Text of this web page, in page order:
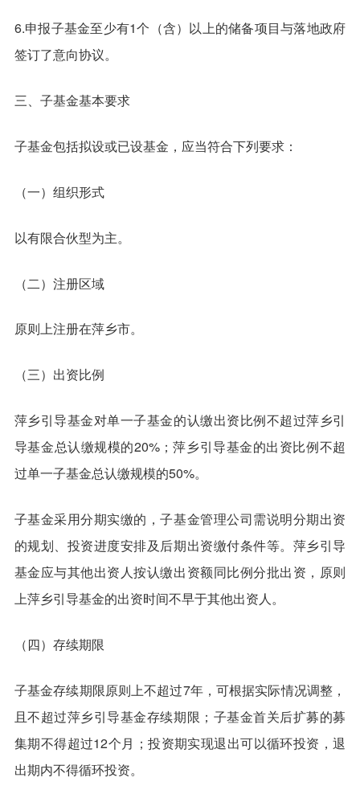
6.申报子基金至少有1个（含）以上的储备项目与落地政府
签订了意向协议。
三、子基金基本要求
子基金包括拟设或已设基金，应当符合下列要求：
（一）组织形式
以有限合伙型为主。
（二）注册区域
原则上注册在萍乡市。
（三）出资比例
萍乡引导基金对单一子基金的认缴出资比例不超过萍乡引
导基金总认缴规模的20%；萍乡引导基金的出资比例不超
过单一子基金总认缴规模的50%。
子基金采用分期实缴的，子基金管理公司需说明分期出资
的规划、投资进度安排及后期出资缴付条件等。萍乡引导
基金应与其他出资人按认缴出资额同比例分批出资，原则
上萍乡引导基金的出资时间不早于其他出资人。
（四）存续期限
子基金存续期限原则上不超过7年，可根据实际情况调整，
且不超过萍乡引导基金存续期限；子基金首关后扩募的募
集期不得超过12个月；投资期实现退出可以循环投资，退
出期内不得循环投资。